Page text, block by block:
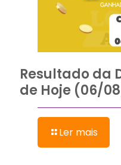
Resultado da
de Hoje (06/
Ler mais